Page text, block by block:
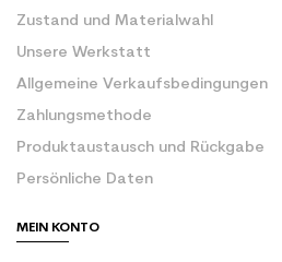
Zustand und Materialwahl
Unsere Werkstatt
Allgemeine Verkaufsbedingungen
Zahlungsmethode
Produktaustausch und Rückgabe
Persönliche Daten
MEIN KONTO